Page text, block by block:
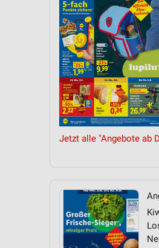
Jetzt alle "Angebote ab
Messung der Performance von
Analyse von Zielgruppen durch
Entwicklung und Verbesserung der
Verwendung reduzierter Daten zur
IAB-Besonderheiten:
Verwendung genauer Standortdaten
Performance